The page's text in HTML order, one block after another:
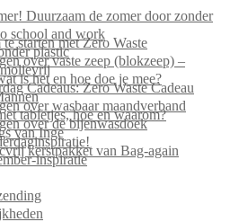
Duurzaam de zomer door zonder
school and work
starten met Zero Waste
plastic
over vaste zeep (blokzeep) –
is het en hoe doe je mee?
Cadeaus: Zero Waste Cadeau
over wasbaar maandverband
tabletjes, hoe en waarom?
over de bijenwasdoek
van Inge
kerstpakket van Bag-again
inspiratie